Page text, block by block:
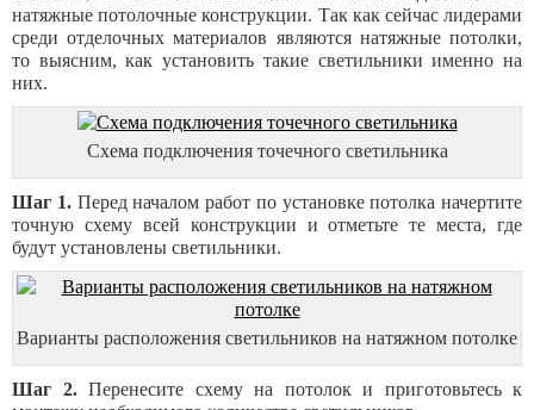
натяжные потолочные конструкции. Так как сейчас лидерами
среди отделочных материалов являются натяжные потолки,
то выясним, как установить такие светильники именно на
них.
Схема подключения точечного светильника
Шаг 1.Перед началом работ по установке потолка начертите
точную схему всей конструкции и отметьте те места, где
будут установлены светильники.
Варианты расположения светильников на натяжном потолке
Шаг 2.Перенесите схему на потолок и приготовьтесь к